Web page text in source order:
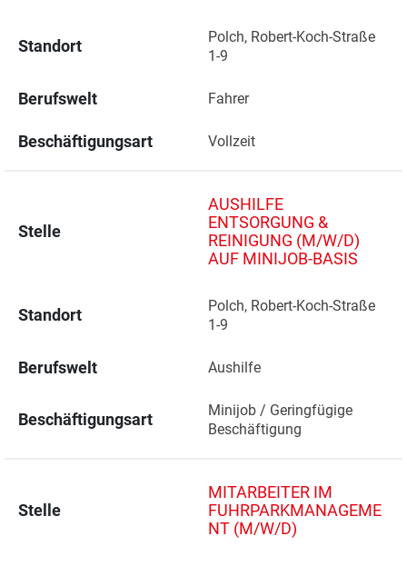
Standort
Polch, Robert-Koch-Straße
1-9
Berufswelt Fahrer
Beschäftigungsart Vollzeit
Stelle
AUSHILFE
ENTSORGUNG &
REINIGUNG (M/W/D)
AUF MINIJOB-BASIS
Standort
Polch, Robert-Koch-Straße
1-9
Berufswelt Aushilfe
Beschäftigungsart
Minijob / Geringfügige
Beschäftigung
Stelle
MITARBEITER IM
FUHRPARKMANAGEME
NT (M/W/D)